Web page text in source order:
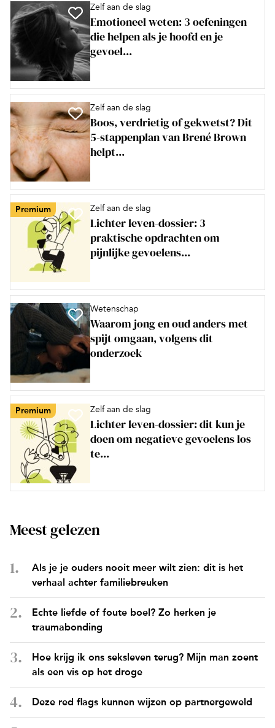
Zelf aan de slag
Emotioneel weten: 3 oefeningen
die helpen als je hoofd en je
gevoel...
Zelf aan de slag
Boos, verdrietig of gekwetst? Dit
5-stappenplan van Brené Brown
helpt...
Premium Zelf aan de slag
Lichter leven-dossier: 3
praktische opdrachten om
pijnlijke gevoelens...
Wetenschap
Waarom jong en oud anders met
spijt omgaan, volgens dit
onderzoek
Premium Zelf aan de slag
Lichter leven-dossier: dit kun je
doen om negatieve gevoelens los
te...
Meest gelezen
Als je je ouders nooit meer wilt zien: dit is het
verhaal achter familiebreuken
Echte liefde of foute boel? Zo herken je
traumabonding
Hoe krijg ik ons seksleven terug? Mijn man zoent
als een vis op het droge
Deze red flags kunnen wijzen op partnergeweld